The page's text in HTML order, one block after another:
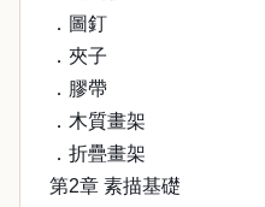
．圖釘
．夾子
．膠帶
．木質畫架
．折疊畫架
第2章 素描基礎